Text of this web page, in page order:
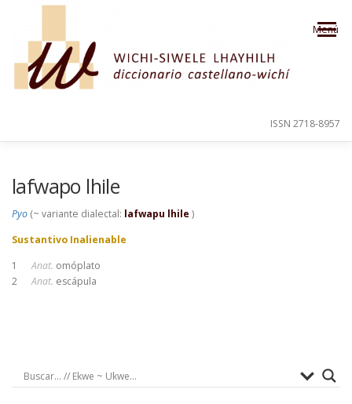
Saltar al contenido
Menú
ISSN 2718-8957
lafwapo lhile
Pyo (~ variante dialectal: lafwapu lhile )
Sustantivo Inalienable
1Anat. omóplato
2Anat. escápula